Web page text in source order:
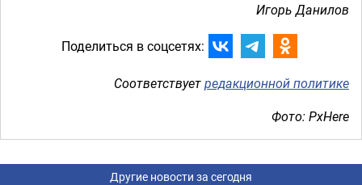
Игорь Данилов
Поделиться в соцсетях:
Соответствуетредакционной политике
Фото: PxHere
Другие новости за сегодня